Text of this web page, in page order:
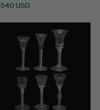
540 USD